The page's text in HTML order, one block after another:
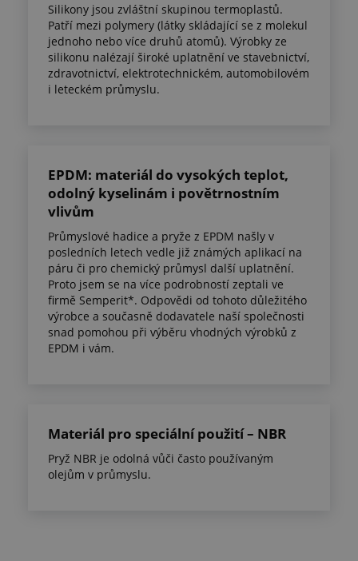
Silikony jsou zvláštní skupinou termoplastů.
Patří mezi polymery (látky skládající se z molekul
jednoho nebo více druhů atomů). Výrobky ze
silikonu nalézají široké uplatnění ve stavebnictví,
zdravotnictví, elektrotechnickém, automobilovém
i leteckém průmyslu.
EPDM: materiál do vysokých teplot,
odolný kyselinám i povětrnostním
vlivům
Průmyslové hadice a pryže z EPDM našly v
posledních letech vedle již známých aplikací na
páru či pro chemický průmysl další uplatnění.
Proto jsem se na více podrobností zeptali ve
firmě Semperit*. Odpovědi od tohoto důležitého
výrobce a současně dodavatele naší společnosti
snad pomohou při výběru vhodných výrobků z
EPDM i vám.
Materiál pro speciální použití – NBR
Pryž NBR je odolná vůči často používaným
olejům v průmyslu.